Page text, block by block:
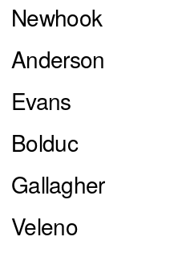
Newhook
Anderson
Evans
Bolduc
Gallagher
Veleno